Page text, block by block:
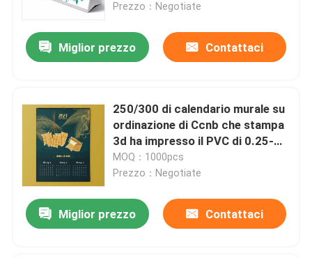
Chi siamo
Contatti
Prodotti
Prezzo：Negotiate
Miglior prezzo Contattaci
250/300 di calendario murale su
ordinazione di Ccnb che stampa
3d ha impresso il PVC di 0.25-
0.45mm
MOQ：1000pcs
Prezzo：Negotiate
Miglior prezzo Contattaci